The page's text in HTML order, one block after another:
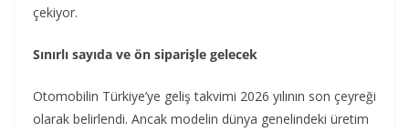
çekiyor.
Sınırlı sayıda ve ön siparişle gelecek
Otomobilin Türkiye’ye geliş takvimi 2026 yılının son çeyreği
olarak belirlendi. Ancak modelin dünya genelindeki üretim